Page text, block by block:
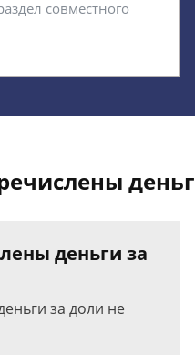
деньги за
за доли не